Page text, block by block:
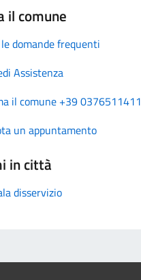
il comune
domande frequenti
Assistenza
il comune +39 0376511411
un appuntamento
in città
disservizio